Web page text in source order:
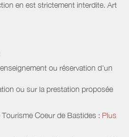
en est strictement interdite. Art
ou réservation d'un
ou sur la prestation proposée
Tourisme Coeur de Bastides : Plus